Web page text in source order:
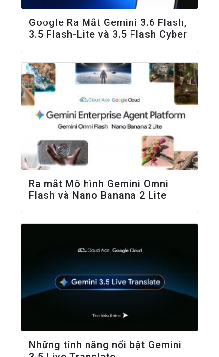
Google Ra Mắt Gemini 3.6 Flash,
3.5 Flash-Lite và 3.5 Flash Cyber
Ra mắt Mô hình Gemini Omni
Flash và Nano Banana 2 Lite
Những tính năng nổi bật Gemini